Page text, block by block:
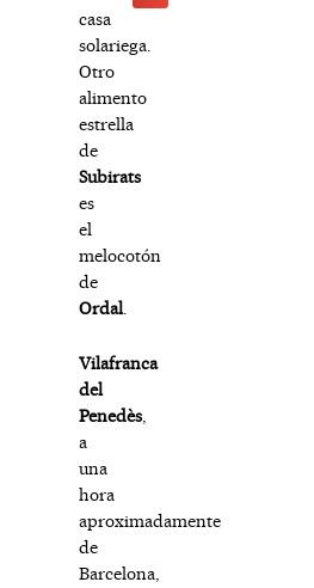
casa
solariega.
Otro
alimento
estrella
de
Subirats
es
el
melocotón
de
Ordal.
Vilafranca
del
Penedès,
a
una
hora
aproximadamente
de
Barcelona,